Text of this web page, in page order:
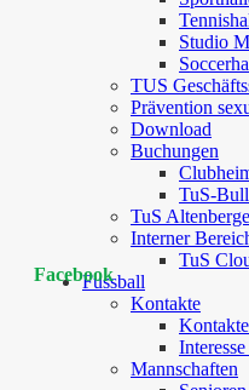
Studio
TUS
Prävention
Download
Buchungen
TuS-
TuS
Interner
TuS
Fussball
Kontakte
Mannschaften
Facebook